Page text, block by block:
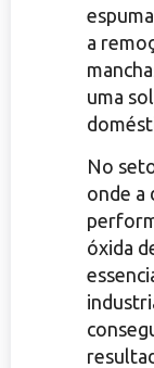
a
uma
No
onde a
óxida